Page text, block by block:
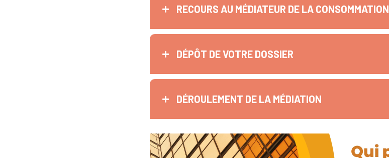
RECOURS AU MÉDIATEUR DE LA CONSOMMATION
DÉPÔT DE VOTRE DOSSIER
DÉROULEMENT DE LA MÉDIATION